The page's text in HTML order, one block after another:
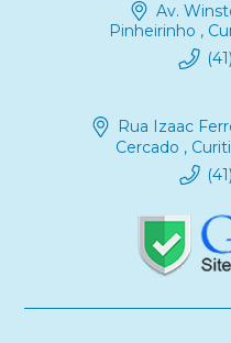
Av.
Pinheirinho ,
Rua Izaac
Cercado ,